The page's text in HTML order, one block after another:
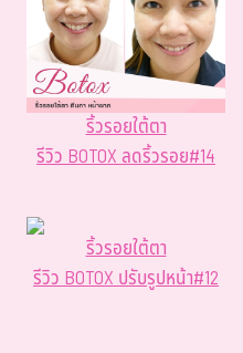
ริ้วรอยใต้ตา
รีวิว BOTOX ลดริ้วรอย#14
ริ้วรอยใต้ตา
รีวิว BOTOX ปรับรูปหน้า#12